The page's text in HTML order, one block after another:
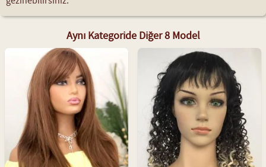
Aynı Kategoride Diğer 8 Model